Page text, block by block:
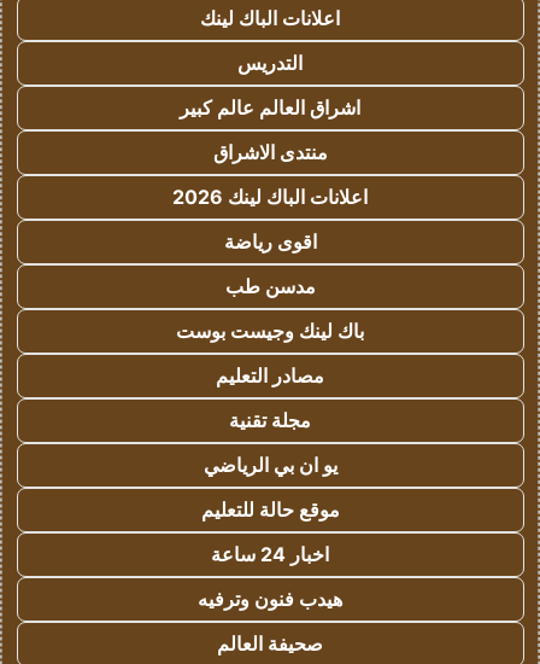
اعلانات الباك لينك
التدريس
اشراق العالم عالم كبير
منتدى الاشراق
اعلانات الباك لينك 2026
اقوى رياضة
مدسن طب
باك لينك وجيست بوست
مصادر التعليم
مجلة تقنية
يو ان بي الرياضي
موقع حالة للتعليم
اخبار 24 ساعة
هيدب فنون وترفيه
صحيفة العالم